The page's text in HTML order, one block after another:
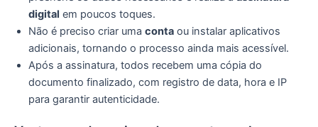
digital em poucos toques.
Não é preciso criar uma conta ou instalar aplicativos
adicionais, tornando o processo ainda mais acessível.
Após a assinatura, todos recebem uma cópia do
documento finalizado, com registro de data, hora e IP
para garantir autenticidade.